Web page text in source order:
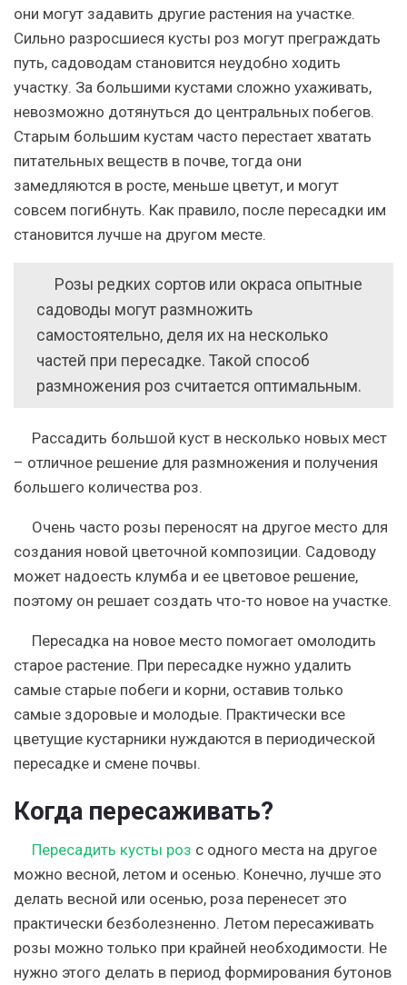
они могут задавить другие растения на участке.
Сильно разросшиеся кусты роз могут преграждать
путь, садоводам становится неудобно ходить
участку. За большими кустами сложно ухаживать,
невозможно дотянуться до центральных побегов.
Старым большим кустам часто перестает хватать
питательных веществ в почве, тогда они
замедляются в росте, меньше цветут, и могут
совсем погибнуть. Как правило, после пересадки им
становится лучше на другом месте.
Розы редких сортов или окраса опытные
садоводы могут размножить
самостоятельно, деля их на несколько
частей при пересадке. Такой способ
размножения роз считается оптимальным.
Рассадить большой куст в несколько новых мест
– отличное решение для размножения и получения
большего количества роз.
Очень часто розы переносят на другое место для
создания новой цветочной композиции. Садоводу
может надоесть клумба и ее цветовое решение,
поэтому он решает создать что-то новое на участке.
Пересадка на новое место помогает омолодить
старое растение. При пересадке нужно удалить
самые старые побеги и корни, оставив только
самые здоровые и молодые. Практически все
цветущие кустарники нуждаются в периодической
пересадке и смене почвы.
Когда пересаживать?
Пересадить кусты роз с одного места на другое
можно весной, летом и осенью. Конечно, лучше это
делать весной или осенью, роза перенесет это
практически безболезненно. Летом пересаживать
розы можно только при крайней необходимости. Не
нужно этого делать в период формирования бутонов